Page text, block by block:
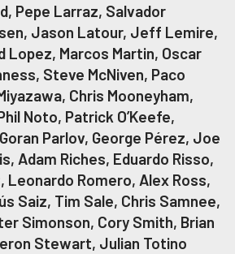
Pepe Larraz, Salvador
Jason Latour, Jeff Lemire,
Lopez, Marcos Martin, Oscar
Steve McNiven, Paco
Chris Mooneyham,
Noto, Patrick O’Keefe,
Parlov, George Pérez, Joe
Adam Riches, Eduardo Risso,
Leonardo Romero, Alex Ross,
Saiz, Tim Sale, Chris Samnee,
Simonson, Cory Smith, Brian
Stewart, Julian Totino